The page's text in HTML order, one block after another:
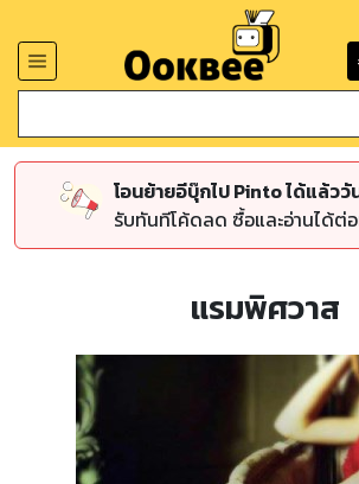
โอนย้ายอีบุ๊กไป Pinto ได้แล้ววั
รับทันทีโค้ดลด ซื้อและอ่านได้ต่
แรมพิศวาส